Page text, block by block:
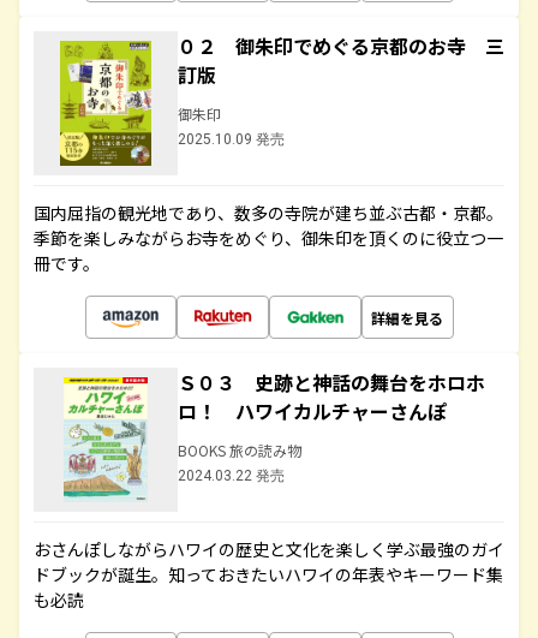
０２ 御朱印でめぐる京都のお寺 三
訂版
御朱印
2025.10.09 発売
国内屈指の観光地であり、数多の寺院が建ち並ぶ古都・京都。
季節を楽しみながらお寺をめぐり、御朱印を頂くのに役立つ一
冊です。
詳細を見る
Ｓ０３ 史跡と神話の舞台をホロホ
ロ！ ハワイカルチャーさんぽ
BOOKS 旅の読み物
2024.03.22 発売
おさんぽしながらハワイの歴史と文化を楽しく学ぶ最強のガイ
ドブックが誕生。知っておきたいハワイの年表やキーワード集
も必読